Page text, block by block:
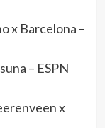
x Barcelona –
– ESPN
x